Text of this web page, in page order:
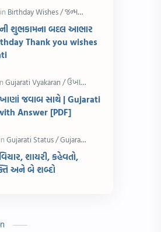
ઉત્તરાયણ
Gujarati Speech
જન્મદિવસની શુભકામના
ગુજરાતી વાર્તા
શુભકામના બદલ આભાર
Thank you wishes
જવાબ સાથે | Gujarati
Answer [PDF]
શાયરી, કહેવતો,
અને બે શબ્દો